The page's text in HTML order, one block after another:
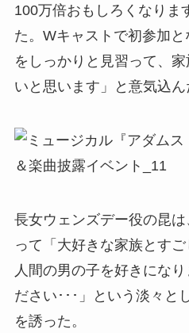
100万倍おもしろくなりま
た。Wキャストで初参加
をしっかりと見習って、
いと思います」と意気込ん
長女ウェンズデー役の昆
って「大好きな家族とすご
人間の男の子を好きにな
ださい･･･」という淡々と
を誘った。